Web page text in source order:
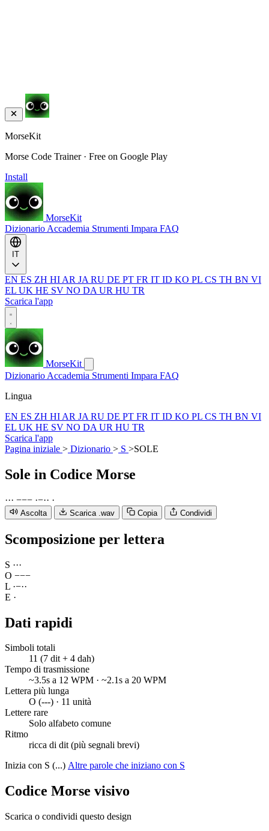
MorseKit
Morse Code Trainer · Free on Google Play
Install
MorseKit
Dizionario Accademia Strumenti Impara FAQ
EN ES ZH HI AR JA RU DE PT FR IT ID KO PL CS TH BN VI
EL UK HE SV NO DA UR HU TR
Scarica l'app
MorseKit
Dizionario Accademia Strumenti Impara FAQ
Lingua
EN ES ZH HI AR JA RU DE PT FR IT ID KO PL CS TH BN VI
EL UK HE SV NO DA UR HU TR
Scarica l'app
Pagina iniziale > Dizionario > S >SOLE
Sole in Codice Morse
··· −−− ·−·· ·
Ascolta Scarica .wav Copia Condividi
Scomposizione per lettera
S ···
O −−−
L ·−··
E ·
Dati rapidi
Simboli totali
11 (7 dit + 4 dah)
Tempo di trasmissione
~3.5s a 12 WPM · ~2.1s a 20 WPM
Lettera più lunga
O (---) · 11 unità
Lettere rare
Solo alfabeto comune
Ritmo
ricca di dit (più segnali brevi)
Inizia con S (...) Altre parole che iniziano con S
Codice Morse visivo
Scarica o condividi questo design